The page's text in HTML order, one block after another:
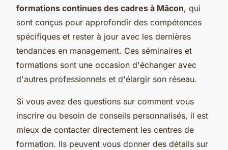
formations continues des cadres à Mâcon, qui
sont conçus pour approfondir des compétences
spécifiques et rester à jour avec les dernières
tendances en management. Ces séminaires et
formations sont une occasion d'échanger avec
d'autres professionnels et d'élargir son réseau.
Si vous avez des questions sur comment vous
inscrire ou besoin de conseils personnalisés, il est
mieux de contacter directement les centres de
formation. Ils peuvent vous donner des détails sur